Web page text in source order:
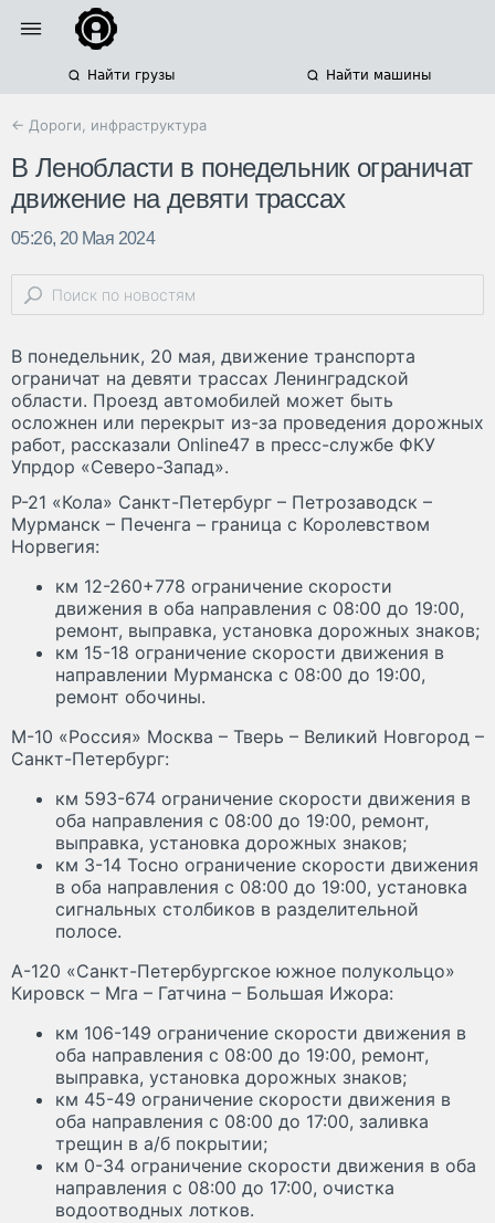
Найти грузы Найти машины
← Дороги, инфраструктура
В Ленобласти в понедельник ограничат
движение на девяти трассах
05:26, 20 Мая 2024
В понедельник, 20 мая, движение транспорта
ограничат на девяти трассах Ленинградской
области. Проезд автомобилей может быть
осложнен или перекрыт из-за проведения дорожных
работ, рассказали Online47 в пресс-службе ФКУ
Упрдор «Северо-Запад».
Р-21 «Кола» Санкт-Петербург – Петрозаводск –
Мурманск – Печенга – граница с Королевством
Норвегия:
км 12-260+778 ограничение скорости
движения в оба направления с 08:00 до 19:00,
ремонт, выправка, установка дорожных знаков;
км 15-18 ограничение скорости движения в
направлении Мурманска с 08:00 до 19:00,
ремонт обочины.
М-10 «Россия» Москва – Тверь – Великий Новгород –
Санкт-Петербург:
км 593-674 ограничение скорости движения в
оба направления с 08:00 до 19:00, ремонт,
выправка, установка дорожных знаков;
км 3-14 Тосно ограничение скорости движения
в оба направления с 08:00 до 19:00, установка
сигнальных столбиков в разделительной
полосе.
А-120 «Санкт-Петербургское южное полукольцо»
Кировск – Мга – Гатчина – Большая Ижора:
км 106-149 ограничение скорости движения в
оба направления с 08:00 до 19:00, ремонт,
выправка, установка дорожных знаков;
км 45-49 ограничение скорости движения в
оба направления с 08:00 до 17:00, заливка
трещин в а/б покрытии;
км 0-34 ограничение скорости движения в оба
направления с 08:00 до 17:00, очистка
водоотводных лотков.